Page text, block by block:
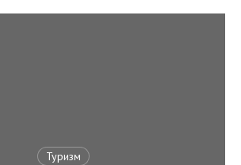
Туризм